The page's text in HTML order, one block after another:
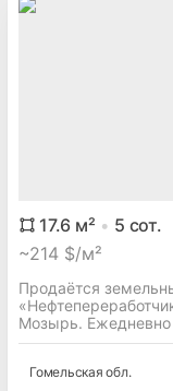
17.6 м² 5 сот.
~214 $/м²
Продаётся
Мозырь. Ежедневно
Гомельская обл.